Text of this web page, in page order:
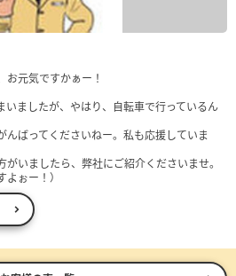
お元気ですかぁー！
いましたが、やはり、自転車で行っているん
んばってくださいねー。私も応援していま
いましたら、弊社にご紹介くださいませ。
よぉー！）